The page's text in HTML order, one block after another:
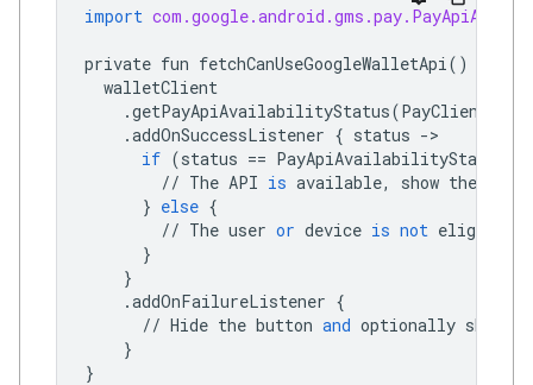
import
private fun fetchCanUseGoogleWalletApi()
walletClient
.getPayApiAvailabilityStatus(PayClient
.addOnSuccessListener { status ->
if (status == PayApiAvailabilityStatus
// The API is available, show the
} else {
// The user or device is not eligible
}
}
.addOnFailureListener {
// Hide the button and optionally show
}
}